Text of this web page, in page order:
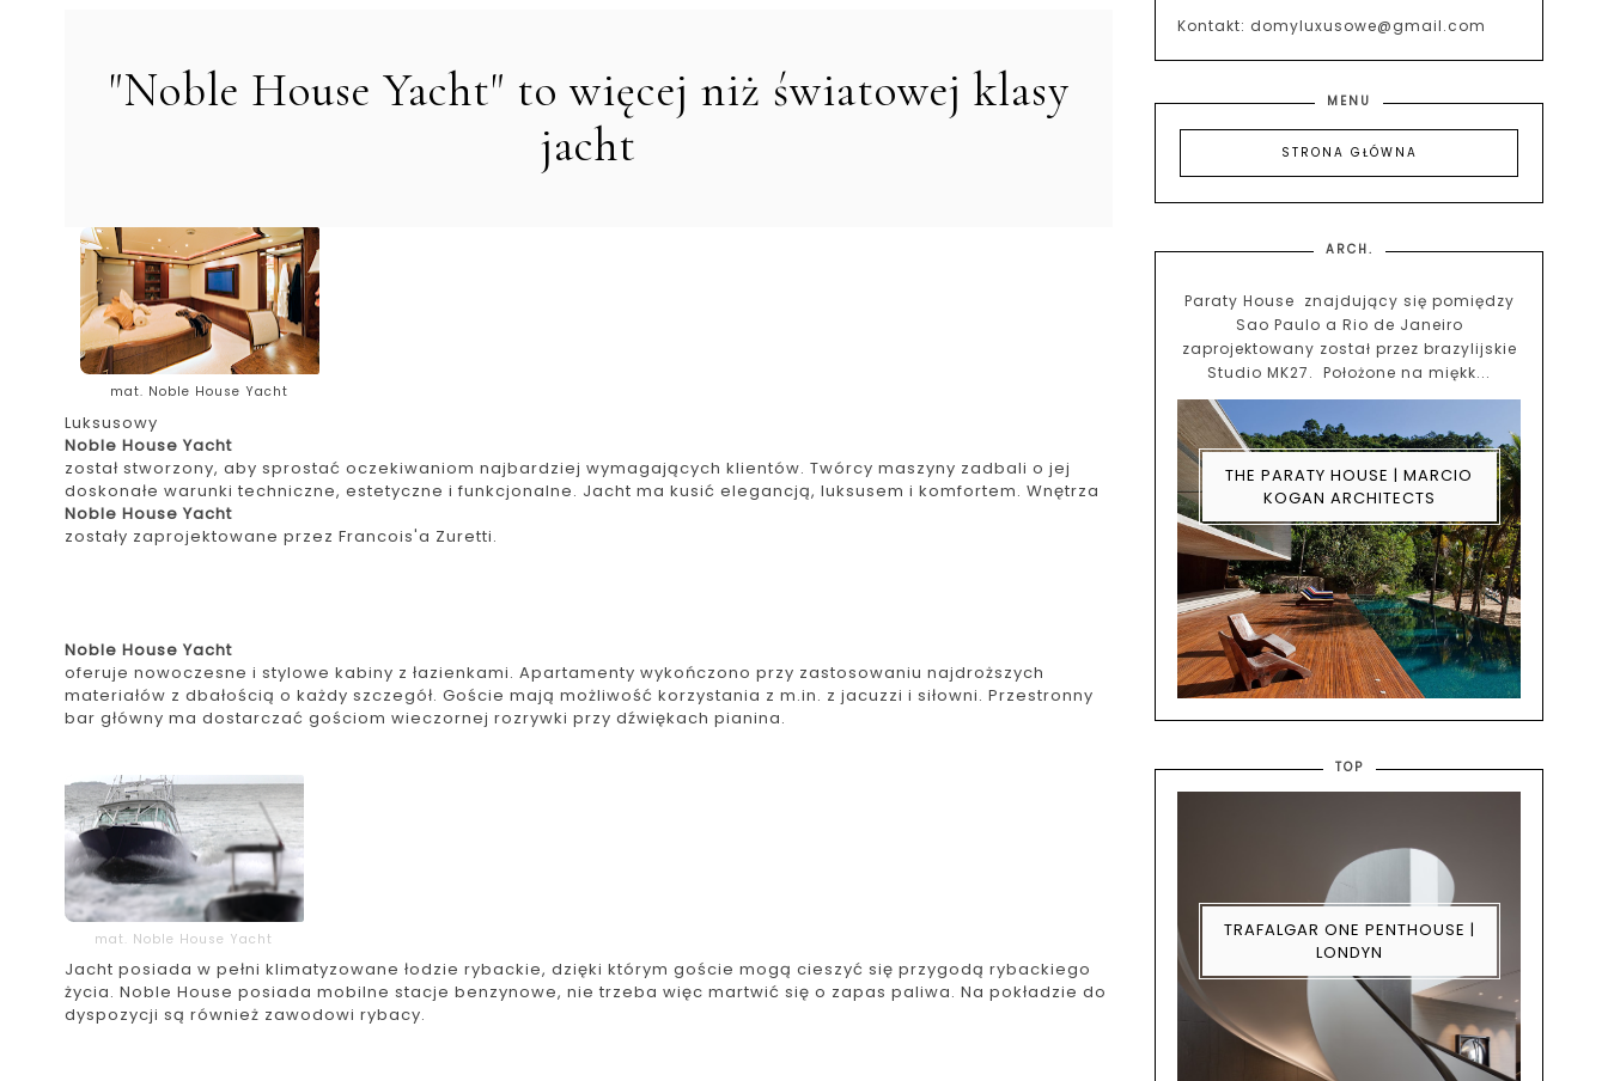
"Noble House Yacht" to więcej niż światowej klasy
jacht
mat. Noble House Yacht
Luksusowy
Noble House Yacht
został stworzony, aby sprostać oczekiwaniom najbardziej wymagających klientów. Twórcy maszyny zadbali o jej
doskonałe warunki techniczne, estetyczne i funkcjonalne. Jacht ma kusić elegancją, luksusem i komfortem. Wnętrza
Noble House Yacht
zostały zaprojektowane przez Francois'a Zuretti.
Noble House Yacht
oferuje nowoczesne i stylowe kabiny z łazienkami. Apartamenty wykończono przy zastosowaniu najdroższych
materiałów z dbałością o każdy szczegół. Goście mają możliwość korzystania z m.in. z jacuzzi i siłowni. Przestronny
bar główny ma dostarczać gościom wieczornej rozrywki przy dźwiękach pianina.
mat. Noble House Yacht
Jacht posiada w pełni klimatyzowane łodzie rybackie, dzięki którym goście mogą cieszyć się przygodą rybackiego
życia. Noble House posiada mobilne stacje benzynowe, nie trzeba więc martwić się o zapas paliwa. Na pokładzie do
dyspozycji są również zawodowi rybacy.
Kontakt: domyluxusowe@gmail.com
MENU
STRONA GŁÓWNA
ARCH.
THE PARATY HOUSE | MARCIO
KOGAN ARCHITECTS
Paraty House znajdujący się pomiędzy
Sao Paulo a Rio de Janeiro
zaprojektowany został przez brazylijskie
Studio MK27. Położone na miękk...
TOP
TRAFALGAR ONE PENTHOUSE |
LONDYN